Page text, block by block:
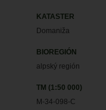
KATASTER
Domaniža
BIOREGIÓN
alpský región
TM (1:50 000)
M-34-098-C